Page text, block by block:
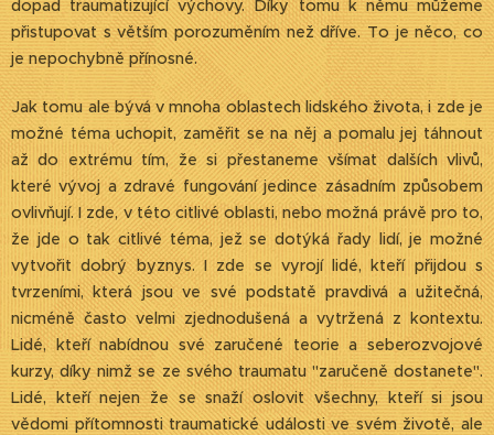
dopad traumatizující výchovy. Díky tomu k němu můžeme
přistupovat s větším porozuměním než dříve. To je něco, co
je nepochybně přínosné.
Jak tomu ale bývá v mnoha oblastech lidského života, i zde je
možné téma uchopit, zaměřit se na něj a pomalu jej táhnout
až do extrému tím, že si přestaneme všímat dalších vlivů,
které vývoj a zdravé fungování jedince zásadním způsobem
ovlivňují. I zde, v této citlivé oblasti, nebo možná právě pro to,
že jde o tak citlivé téma, jež se dotýká řady lidí, je možné
vytvořit dobrý byznys. I zde se vyrojí lidé, kteří přijdou s
tvrzeními, která jsou ve své podstatě pravdivá a užitečná,
nicméně často velmi zjednodušená a vytržená z kontextu.
Lidé, kteří nabídnou své zaručené teorie a seberozvojové
kurzy, díky nimž se ze svého traumatu "zaručeně dostanete".
Lidé, kteří nejen že se snaží oslovit všechny, kteří si jsou
vědomi přítomnosti traumatické události ve svém životě, ale